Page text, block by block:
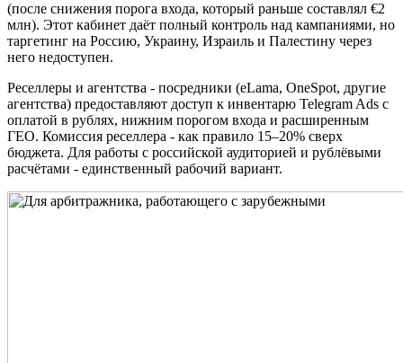
(после снижения порога входа, который раньше составлял €2
млн). Этот кабинет даёт полный контроль над кампаниями, но
таргетинг на Россию, Украину, Израиль и Палестину через
него недоступен.
Реселлеры и агентства - посредники (eLama, OneSpot, другие
агентства) предоставляют доступ к инвентарю Telegram Ads с
оплатой в рублях, нижним порогом входа и расширенным
ГЕО. Комиссия реселлера - как правило 15–20% сверх
бюджета. Для работы с российской аудиторией и рублёвыми
расчётами - единственный рабочий вариант.